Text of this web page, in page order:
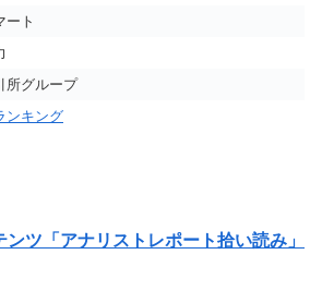
ート
所グループ
ンキング
ンツ「アナリストレポート拾い読み」